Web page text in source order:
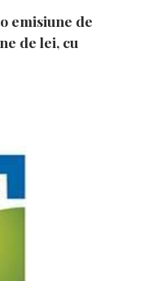
emisiune de
de lei, cu